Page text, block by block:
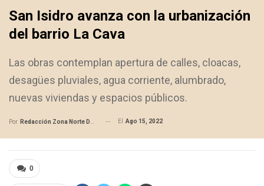
San Isidro avanza con la urbanización
del barrio La Cava
Las obras contemplan apertura de calles, cloacas,
desagües pluviales, agua corriente, alumbrado,
nuevas viviendas y espacios públicos.
Por Redacción Zona Norte Daily El Ago 15, 2022
0